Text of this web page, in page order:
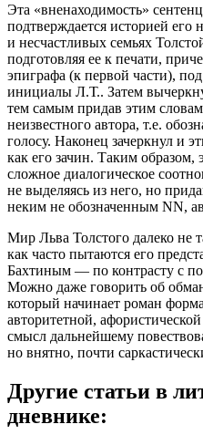
Эта «вненаходимость»
подтверждается историей его
и несчастливых семьях
подготовляя ее к печати,
эпиграфа (к первой части),
инициалы Л.Т.. Затем
тем самым придав этим
неизвестного автора, т.е.
голосу. Наконец зачеркнул и
как его зачин. Таким образом,
сложное диалогическое
не выделяясь из него, но
неким не обозначенным NN,
Мир Льва Толстого далеко не
как часто пытаются его
Бахтиным — по контрасту с
Можно даже говорить об
который начинает роман
авторитетной,
смысл дальнейшему
но внятно, почти
Другие статьи в
дневнике: